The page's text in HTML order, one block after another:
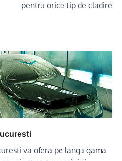
pentru orice tip de cladire
va ofera pe langa gama